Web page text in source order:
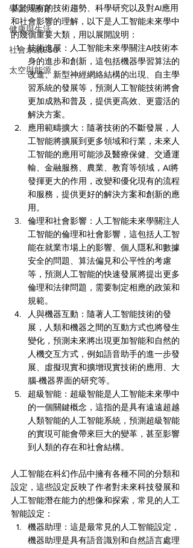
學習與教育
健康與生活
社會永續ESG
太空與能源
基於現有的技術趨勢、科學研究以及對AI應用
和社會影響的理解，以下是人工智能未來學中
的幾個重要大類，用以展開說明：
技術進展：人工智能未來學關注AI技術本
身的進步和創新，這包括機器學習算法的
改進、新型神經網絡結構的出現、自主學
習系統的發展等，預測人工智能技術將會
更加成熟和普及，提供更高效、更靈活的
解決方案。
應用範疇擴大：隨著技術的不斷發展，人
工智能將擴展到更多領域和行業，未來人
工智能的應用可能涉及醫療保健、交通運
輸、金融服務、農業、教育等領域，AI將
發揮更大的作用，改變和優化現有的流程
和服務，提供更好的解決方案和創新的應
用。
倫理和社會影響：人工智能未來學關注人
工智能的倫理和社會影響，這包括人工智
能在就業市場上的影響、個人隱私和數據
安全的問題、算法偏見和公平性的考慮
等，預測人工智能的快速發展將提出更多
倫理和法律問題，需要制定相應的政策和
規範。
人與機器互動：隨著人工智能技術的發
展，人類和機器之間的互動方式也將發生
變化，預測未來將出現更加智能和自然的
人機交互方式，例如語音助手的進一步發
展、虛擬現實和擴增現實技術的應用、大
腦-機器界面的研究等。
超級智能：超級智能是人工智能未來學中
的一個關鍵概念，這指的是具有遠遠超越
人類智能的人工智能系統，預測超級智能
的實現可能會帶來巨大的變革，甚至影響
到人類的存在和社會結構。
人工智能在科幻作品中擁有各種不同的分類和
設定，這些設定反映了作者對未來科技發展和
人工智能潛在能力的想像和探索，常見的人工
智能設定：
機器助理：這是最常見的人工智能設定，
機器助理是具有語音識別和自然語言處理